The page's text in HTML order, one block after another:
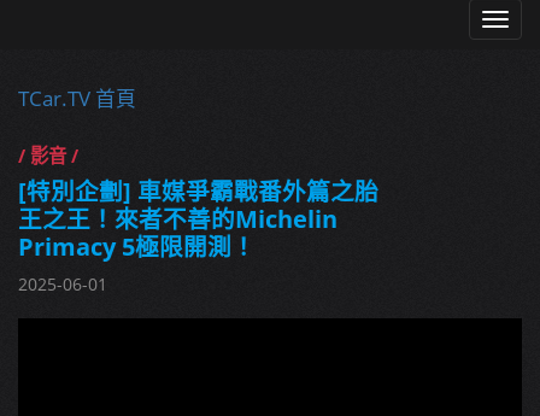
TCar.TV 首頁
/ 影音 /
[特別企劃] 車媒爭霸戰番外篇之胎
王之王！來者不善的Michelin
Primacy 5極限開測！
2025-06-01